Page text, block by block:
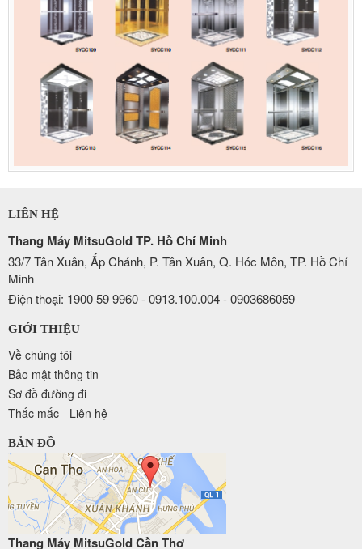
LIÊN HỆ
Thang Máy MitsuGold TP. Hồ Chí Minh
33/7 Tân Xuân, Ấp Chánh, P. Tân Xuân, Q. Hóc Môn, TP. Hồ Chí
Minh
Điện thoại: 1900 59 9960 - 0913.100.004 - 0903686059
GIỚI THIỆU
Về chúng tôi
Bảo mật thông tin
Sơ đồ đường đi
Thắc mắc - Liên hệ
BẢN ĐỒ
Thang Máy MitsuGold Cần Thơ